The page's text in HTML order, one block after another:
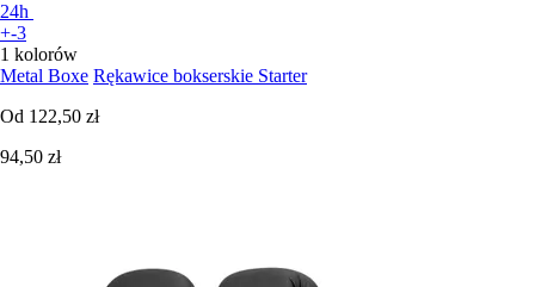
24h
+-3
1 kolorów
Metal Boxe Rękawice bokserskie Starter
Od 122,50 zł
94,50 zł